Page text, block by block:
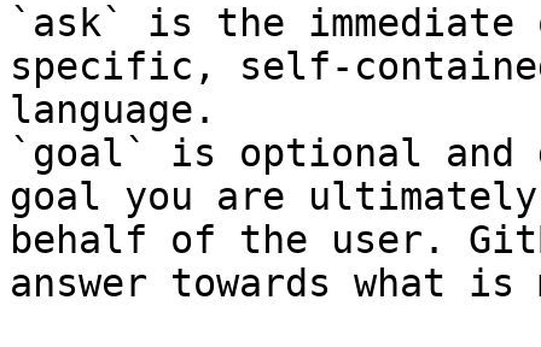
`ask` is the
specific, self-
language.
`goal` is optional and
goal you are
behalf of the user.
answer towards what